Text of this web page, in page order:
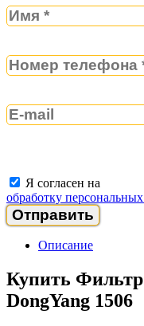
Я согласен на
обработку
Описание
Купить
DongYang 1506